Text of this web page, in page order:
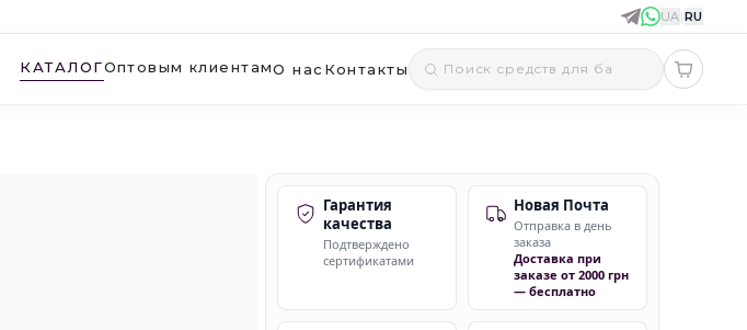
UA|RU
КАТАЛОГОптовым клиентамО нас Контакты
Гарантия
качества
Подтверждено
сертификатами
Новая Почта
Отправка в день
заказа
Доставка при
заказе от 2000 грн
— бесплатно